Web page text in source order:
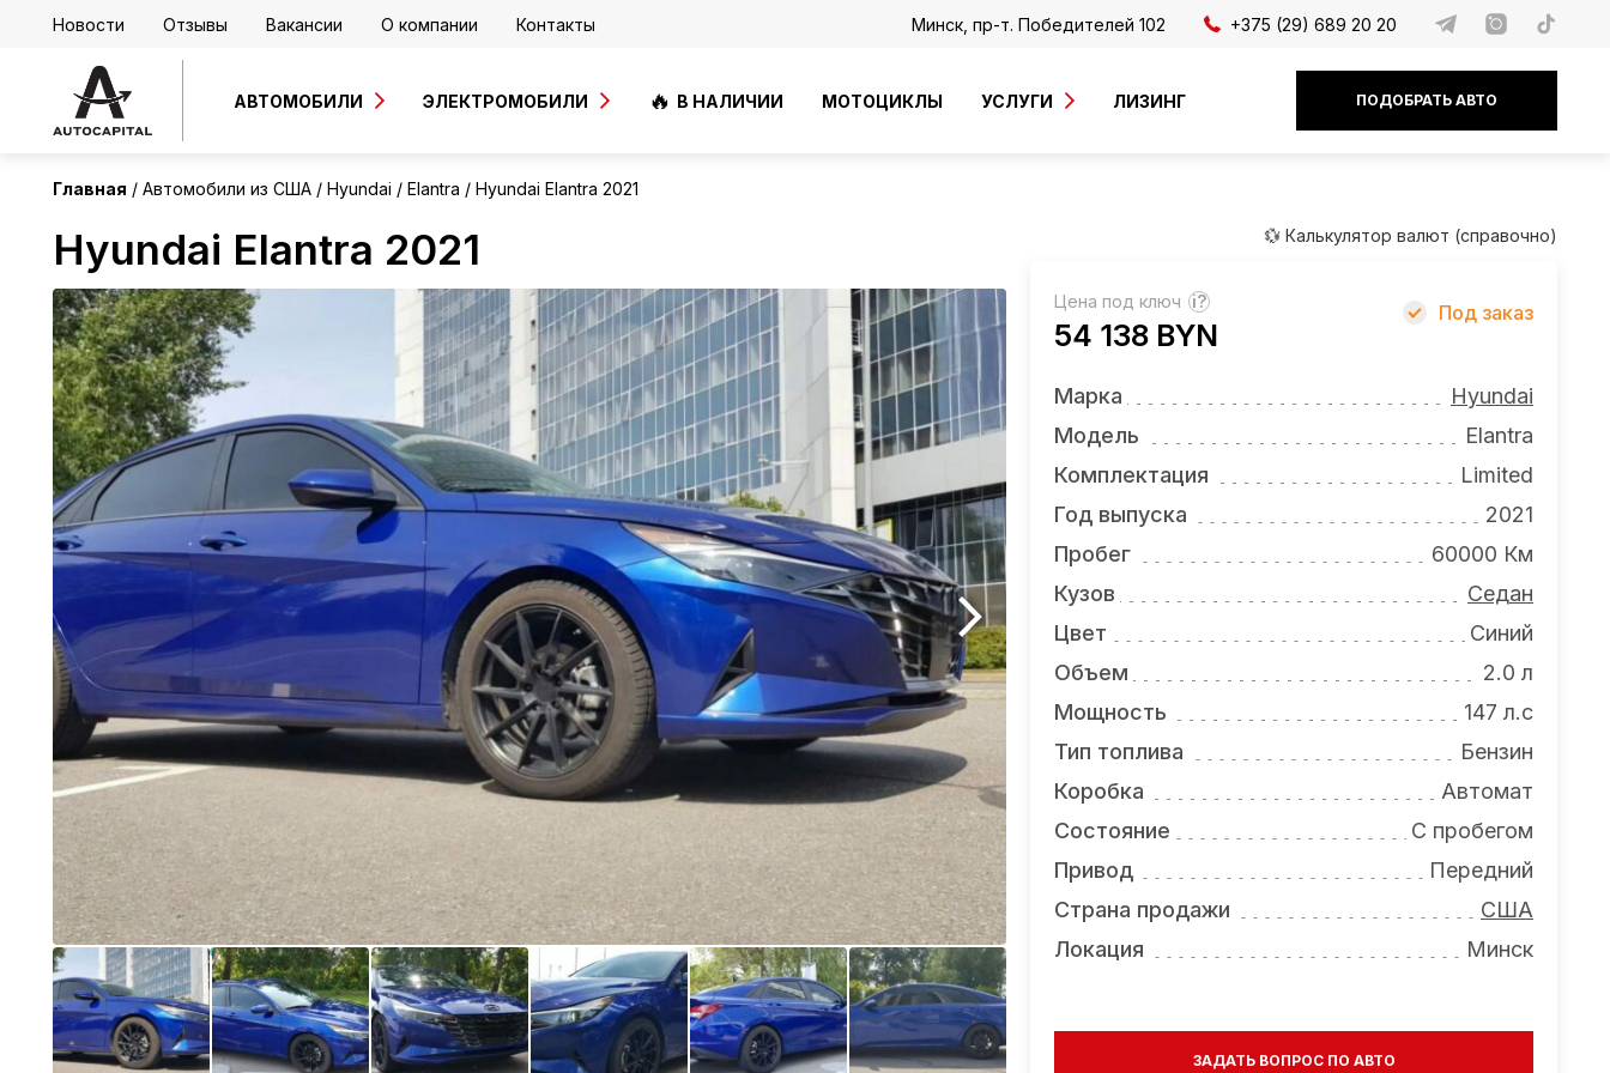
Новости Отзывы Вакансии О компании Контакты Минск, пр-т. Победителей 102 +375 (29) 689 20 20
АВТОМОБИЛИ ЭЛЕКТРОМОБИЛИ В НАЛИЧИИ МОТОЦИКЛЫ УСЛУГИ ЛИЗИНГ ПОДОБРАТЬ АВТО
Главная Автомобили из США Hyundai Elantra Hyundai Elantra 2021
Hyundai Elantra 2021 💱 Калькулятор валют (справочно)
Цена под ключ ?
54 138 BYN
Под заказ
Марка
Hyundai
Модель
Elantra
Комплектация
Limited
Год выпуска
2021
Пробег
60000 Км
Кузов
Седан
Цвет
Синий
Объем
2.0 л
Мощность
147 л.с
Тип топлива
Бензин
Коробка
Автомат
Состояние
С пробегом
Привод
Передний
Страна продажи
США
Локация
Минск
ЗАДАТЬ ВОПРОС ПО АВТО